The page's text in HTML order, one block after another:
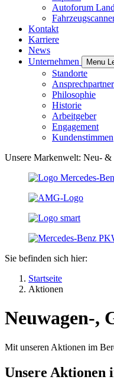
Autoforum
Kontakt
Karriere
News
Unternehmen
Menu
Standorte
Ansprechpartner
Philosophie
Historie
Arbeitgeber
Engagement
Kundenstimmen
Unsere Markenwelt: Neu- &
Sie befinden sich hier:
Startseite
Aktionen
Neuwagen-,
Mit unseren Aktionen im
Unsere Aktionen